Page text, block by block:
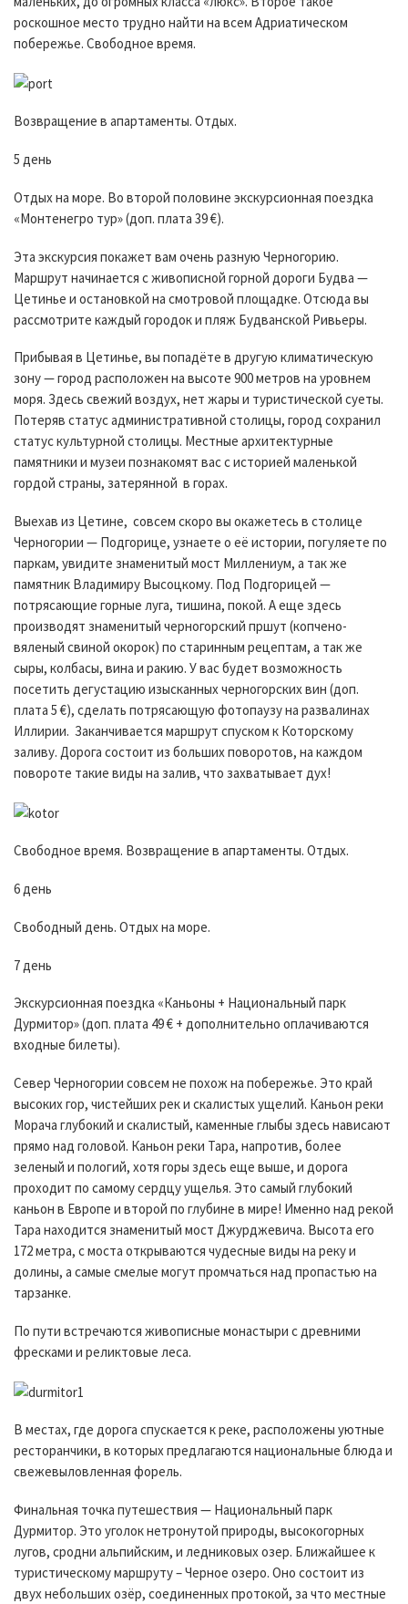
роскошное место трудно найти на всем Адриатическом
побережье. Свободное время.
Возвращение в апартаменты. Отдых.
5 день
Отдых на море. Во второй половине экскурсионная поездка
«Монтенегро тур» (доп. плата 39 €).
Эта экскурсия покажет вам очень разную Черногорию.
Маршрут начинается с живописной горной дороги Будва —
Цетинье и остановкой на смотровой площадке. Отсюда вы
рассмотрите каждый городок и пляж Будванской Ривьеры.
Прибывая в Цетинье, вы попадёте в другую климатическую
зону — город расположен на высоте 900 метров на уровнем
моря. Здесь свежий воздух, нет жары и туристической суеты.
Потеряв статус административной столицы, город сохранил
статус культурной столицы. Местные архитектурные
памятники и музеи познакомят вас с историей маленькой
гордой страны, затерянной в горах.
Выехав из Цетине, совсем скоро вы окажетесь в столице
Черногории — Подгорице, узнаете о её истории, погуляете по
паркам, увидите знаменитый мост Миллениум, а так же
памятник Владимиру Высоцкому. Под Подгорицей —
потрясающие горные луга, тишина, покой. А еще здесь
производят знаменитый черногорский пршут (копчено-
вяленый свиной окорок) по старинным рецептам, а так же
сыры, колбасы, вина и ракию. У вас будет возможность
посетить дегустацию изысканных черногорских вин (доп.
плата 5 €), сделать потрясающую фотопаузу на развалинах
Иллирии. Заканчивается маршрут спуском к Которскому
заливу. Дорога состоит из больших поворотов, на каждом
повороте такие виды на залив, что захватывает дух!
Свободное время. Возвращение в апартаменты. Отдых.
6 день
Свободный день. Отдых на море.
7 день
Экскурсионная поездка «Каньоны + Национальный парк
Дурмитор» (доп. плата 49 € + дополнительно оплачиваются
входные билеты).
Север Черногории совсем не похож на побережье. Это край
высоких гор, чистейших рек и скалистых ущелий. Каньон реки
Морача глубокий и скалистый, каменные глыбы здесь нависают
прямо над головой. Каньон реки Тара, напротив, более
зеленый и пологий, хотя горы здесь еще выше, и дорога
проходит по самому сердцу ущелья. Это самый глубокий
каньон в Европе и второй по глубине в мире! Именно над рекой
Тара находится знаменитый мост Джурджевича. Высота его
172 метра, с моста открываются чудесные виды на реку и
долины, а самые смелые могут промчаться над пропастью на
тарзанке.
По пути встречаются живописные монастыри с древними
фресками и реликтовые леса.
В местах, где дорога спускается к реке, расположены уютные
ресторанчики, в которых предлагаются национальные блюда и
свежевыловленная форель.
Финальная точка путешествия — Национальный парк
Дурмитор. Это уголок нетронутой природы, высокогорных
лугов, сродни альпийским, и ледниковых озер. Ближайшее к
туристическому маршруту – Черное озеро. Оно состоит из
двух небольших озёр, соединенных протокой, за что местные